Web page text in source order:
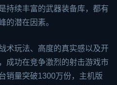
持续丰富的武器装备库，都有
的潜在因素。
术玩法、高度的真实感以及开
成功在竞争激烈的射击游戏市
销量突破1300万份，主机版